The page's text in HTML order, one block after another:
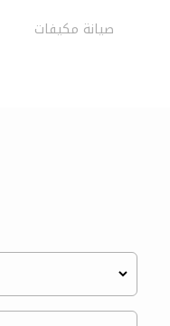
صيانة مكيفات